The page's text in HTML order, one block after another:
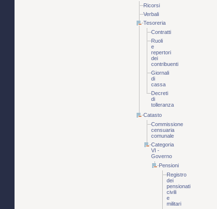
Ricorsi
Verbali
Tesoreria
Contratti
Ruoli
e
repertori
dei
contribuenti
Giornali
di
cassa
Decreti
di
tolleranza
Catasto
Commissione
censuaria
comunale
Categoria
VI -
Governo
Pensioni
Registro
dei
pensionati
civili
e
militari